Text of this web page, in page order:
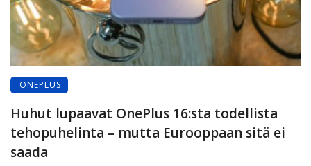
ONEPLUS
Huhut lupaavat OnePlus 16:sta todellista
tehopuhelinta – mutta Eurooppaan sitä ei
saada